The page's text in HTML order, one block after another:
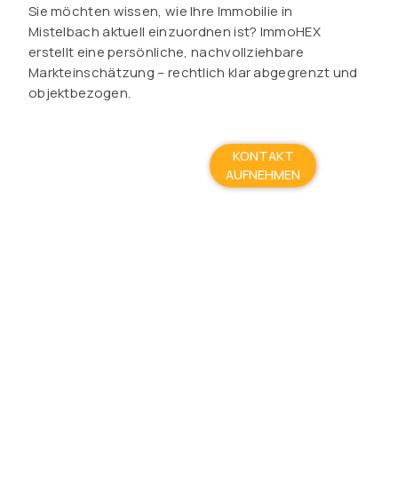
Sie möchten wissen, wie Ihre Immobilie in
Mistelbach aktuell einzuordnen ist? ImmoHEX
erstellt eine persönliche, nachvollziehbare
Markteinschätzung – rechtlich klar abgegrenzt und
objektbezogen.
KONTAKT
AUFNEHMEN